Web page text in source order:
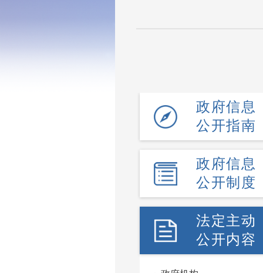
政府信息
公开指南
政府信息
公开制度
法定主动
公开内容